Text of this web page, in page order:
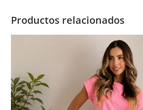
Productos relacionados